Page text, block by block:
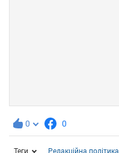
0 0
Теги Редакційна політика